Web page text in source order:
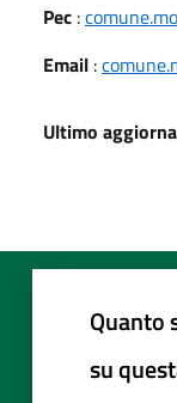
Pec :
Email :
Ultimo
Quanto
su